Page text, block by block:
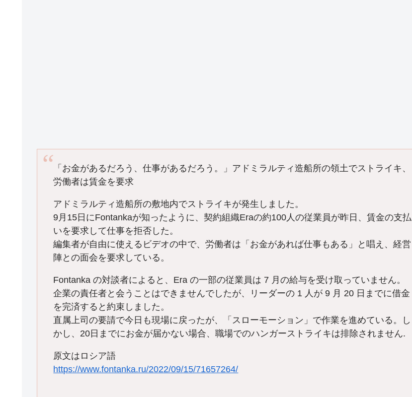
「お金があるだろう、仕事があるだろう。」アドミラルティ造船所の領土でストライキ、
労働者は賃金を要求
アドミラルティ造船所の敷地内でストライキが発生しました。
9月15日にFontankaが知ったように、契約組織Eraの約100人の従業員が昨日、賃金の支払
いを要求して仕事を拒否した。
編集者が自由に使えるビデオの中で、労働者は「お金があれば仕事もある」と唱え、経営
陣との面会を要求している。
Fontanka の対談者によると、Era の一部の従業員は 7 月の給与を受け取っていません。
企業の責任者と会うことはできませんでしたが、リーダーの 1 人が 9 月 20 日までに借金
を完済すると約束しました。
直属上司の要請で今日も現場に戻ったが、「スローモーション」で作業を進めている。し
かし、20日までにお金が届かない場合、職場でのハンガーストライキは排除されません.
原文はロシア語
https://www.fontanka.ru/2022/09/15/71657264/